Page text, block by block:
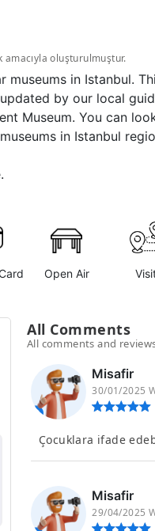
oluşturulmuştur.
museums in Istanbul.
by our local
Museum. You can
in Istanbul
Open Air
All Comments
All comments and
Misafir
30/01/2025
Çocuklara ifade
Misafir
29/04/2025